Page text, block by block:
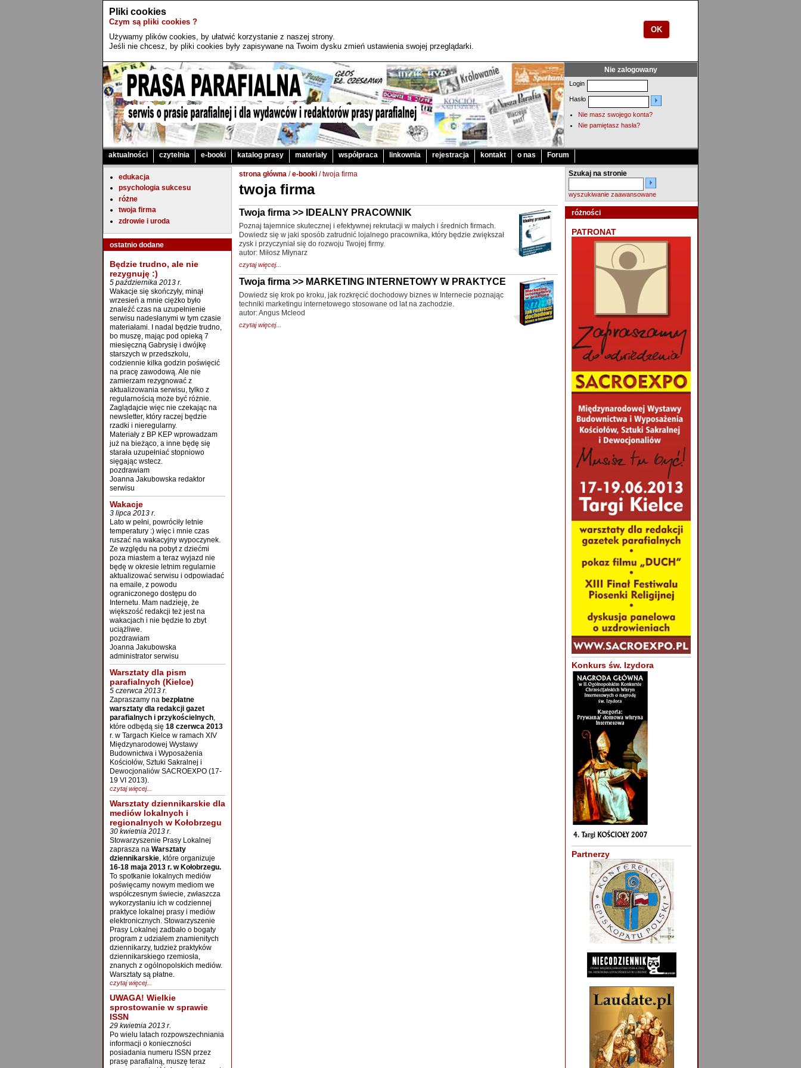
Pliki cookies
Czym są pliki cookies ?
Używamy plików cookies, by ułatwić korzystanie z naszej strony.
Jeśli nie chcesz, by pliki cookies były zapisywane na Twoim dysku zmień ustawienia swojej przeglądarki.
OK
Nie zalogowany
Login
Hasło
Nie masz swojego konta?
Nie pamiętasz hasła?
aktualności czytelnia e-booki katalog prasy materiały współpraca linkownia rejestracja kontakt o nas Forum
edukacja
psychologia sukcesu
różne
twoja firma
zdrowie i uroda
ostatnio dodane
Będzie trudno, ale nie
rezygnuję :)
5 października 2013 r.
Wakacje się skończyły, minął
wrzesień a mnie ciężko było
znaleźć czas na uzupełnienie
serwisu nadesłanymi w tym czasie
materiałami. I nadal będzie trudno,
bo muszę, mając pod opieką 7
miesięczną Gabrysię i dwójkę
starszych w przedszkolu,
codziennie kilka godzin poświęcić
na pracę zawodową. Ale nie
zamierzam rezygnować z
aktualizowania serwisu, tylko z
regularnością może być różnie.
Zaglądajcie więc nie czekając na
newsletter, który raczej będzie
rzadki i nieregularny.
Materiały z BP KEP wprowadzam
już na bieżąco, a inne będę się
starała uzupełniać stopniowo
sięgając wstecz.
pozdrawiam
Joanna Jakubowska redaktor
serwisu
Wakacje
3 lipca 2013 r.
Lato w pełni, powróciły letnie
temperatury :) więc i mnie czas
ruszać na wakacyjny wypoczynek.
Ze względu na pobyt z dziećmi
poza miastem a teraz wyjazd nie
będę w okresie letnim regularnie
aktualizować serwisu i odpowiadać
na emaile, z powodu
ograniczonego dostępu do
Internetu. Mam nadzieję, że
większość redakcji też jest na
wakacjach i nie będzie to zbyt
uciążliwe.
pozdrawiam
Joanna Jakubowska
administrator serwisu
Warsztaty dla pism
parafialnych (Kielce)
5 czerwca 2013 r.
Zapraszamy na bezpłatne
warsztaty dla redakcji gazet
parafialnych i przykościelnych,
które odbędą się 18 czerwca 2013
r. w Targach Kielce w ramach XIV
Międzynarodowej Wystawy
Budownictwa i Wyposażenia
Kościołów, Sztuki Sakralnej i
Dewocjonaliów SACROEXPO (17-
19 VI 2013).
czytaj więcej...
Warsztaty dziennikarskie dla
mediów lokalnych i
regionalnych w Kołobrzegu
30 kwietnia 2013 r.
Stowarzyszenie Prasy Lokalnej
zaprasza na Warsztaty
dziennikarskie, które organizuje
16-18 maja 2013 r. w Kołobrzegu.
To spotkanie lokalnych mediów
poświęcamy nowym mediom we
współczesnym świecie, zwłaszcza
wykorzystaniu ich w codziennej
praktyce lokalnej prasy i mediów
elektronicznych. Stowarzyszenie
Prasy Lokalnej zadbało o bogaty
program z udziałem znamienitych
dziennikarzy, tudzież praktyków
dziennikarskiego rzemiosła,
znanych z ogólnopolskich mediów.
Warsztaty są płatne.
czytaj więcej...
UWAGA! Wielkie
sprostowanie w sprawie
ISSN
29 kwietnia 2013 r.
Po wielu latach rozpowszechniania
informacji o konieczności
posiadania numeru ISSN przez
prasę parafialną, muszę teraz
Szukaj na stronie
wyszukiwanie zaawansowane
różności
PATRONAT
Konkurs św. Izydora
Partnerzy
strona główna /e-booki / twoja firma
twoja firma
Twoja firma >> IDEALNY PRACOWNIK
Poznaj tajemnice skutecznej i efektywnej rekrutacji w małych i średnich firmach.
Dowiedz się w jaki sposób zatrudnić lojalnego pracownika, który będzie zwiększał
zysk i przyczyniał się do rozwoju Twojej firmy.
autor: Miłosz Młynarz
czytaj więcej...
Twoja firma >> MARKETING INTERNETOWY W PRAKTYCE
Dowiedz się krok po kroku, jak rozkręcić dochodowy biznes w Internecie poznając
techniki marketingu internetowego stosowane od lat na zachodzie.
autor: Angus Mcleod
czytaj więcej...